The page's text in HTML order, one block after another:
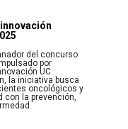
del concurso
por
UC
la iniciativa busca
oncológicos y
con la prevención,